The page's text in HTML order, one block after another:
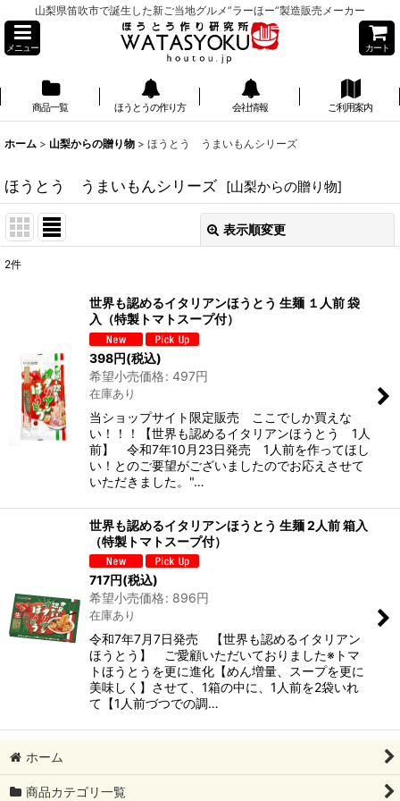
山梨県笛吹市で誕生した新ご当地グルメ”ラーほー”製造販売メーカー
メニュー カート
商品一覧 ほうとうの作り方 会社情報 ご利用案内
ホーム > 山梨からの贈り物 > ほうとう うまいもんシリーズ
ほうとう うまいもんシリーズ [山梨からの贈り物]
表示順変更
絞り込む
2件
世界も認めるイタリアンほうとう 生麺 １人前 袋
入（特製トマトスープ付）
398円(税込)
希望小売価格: 497円
在庫あり
当ショップサイト限定販売 ここでしか買えな
い！！！【世界も認めるイタリアンほうとう 1人
前】 令和7年10月23日発売 1人前を作ってほし
い！とのご要望がございましたのでお応えさせて
いただきました。"…
世界も認めるイタリアンほうとう 生麺 2人前 箱入
（特製トマトスープ付）
717円(税込)
希望小売価格: 896円
在庫あり
令和7年7月7日発売 【世界も認めるイタリアン
ほうとう】 ご愛顧いただいておりました※トマ
トほうとうを更に進化【めん増量、スープを更に
美味しく】させて、1箱の中に、1人前を2袋いれ
て【1人前づつでの調…
ホーム
商品カテゴリ一覧